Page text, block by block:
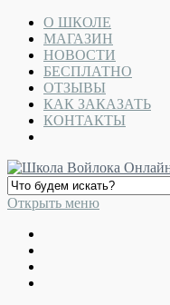
О ШКОЛЕ
МАГАЗИН
НОВОСТИ
БЕСПЛАТНО
ОТЗЫВЫ
КАК ЗАКАЗАТЬ
КОНТАКТЫ
Открыть меню